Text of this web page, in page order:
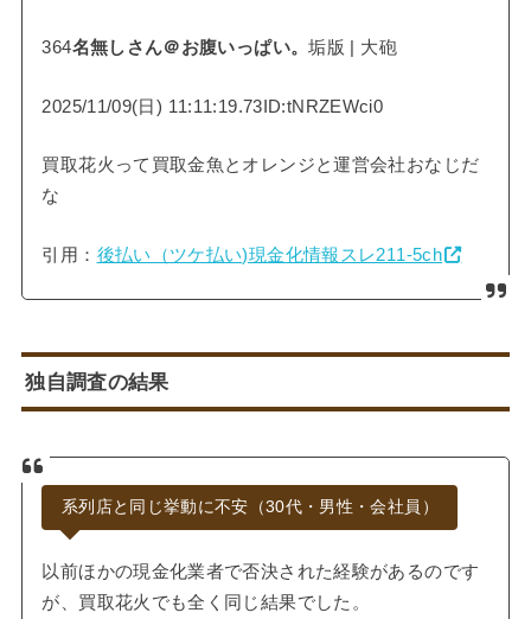
364名無しさん＠お腹いっぱい。垢版 | 大砲
2025/11/09(日) 11:11:19.73ID:tNRZEWci0
買取花火って買取金魚とオレンジと運営会社おなじだ
な
引用： 後払い（ツケ払い)現金化情報スレ211-5ch
独自調査の結果
系列店と同じ挙動に不安（30代・男性・会社員）
以前ほかの現金化業者で否決された経験があるのです
が、買取花火でも全く同じ結果でした。